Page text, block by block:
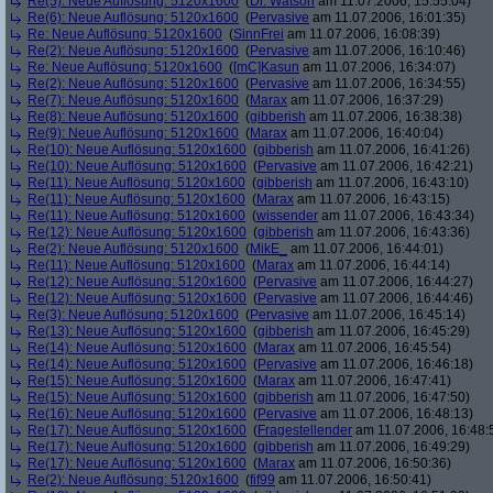
Re(6): Neue Auflösung: 5120x1600 (Pervasive am 11.07.2006, 16:01:35)
Re: Neue Auflösung: 5120x1600 (SinnFrei am 11.07.2006, 16:08:39)
Re(2): Neue Auflösung: 5120x1600 (Pervasive am 11.07.2006, 16:10:46)
Re: Neue Auflösung: 5120x1600 ([mC]Kasun am 11.07.2006, 16:34:07)
Re(2): Neue Auflösung: 5120x1600 (Pervasive am 11.07.2006, 16:34:55)
Re(7): Neue Auflösung: 5120x1600 (Marax am 11.07.2006, 16:37:29)
Re(8): Neue Auflösung: 5120x1600 (gibberish am 11.07.2006, 16:38:38)
Re(9): Neue Auflösung: 5120x1600 (Marax am 11.07.2006, 16:40:04)
Re(10): Neue Auflösung: 5120x1600 (gibberish am 11.07.2006, 16:41:26)
Re(10): Neue Auflösung: 5120x1600 (Pervasive am 11.07.2006, 16:42:21)
Re(11): Neue Auflösung: 5120x1600 (gibberish am 11.07.2006, 16:43:10)
Re(11): Neue Auflösung: 5120x1600 (Marax am 11.07.2006, 16:43:15)
Re(11): Neue Auflösung: 5120x1600 (wissender am 11.07.2006, 16:43:34)
Re(12): Neue Auflösung: 5120x1600 (gibberish am 11.07.2006, 16:43:36)
Re(2): Neue Auflösung: 5120x1600 (MikE_
am 11.07.2006, 16:44:01)
Re(11): Neue Auflösung: 5120x1600 (Marax am 11.07.2006, 16:44:14)
Re(12): Neue Auflösung: 5120x1600 (Pervasive am 11.07.2006, 16:44:27)
Re(12): Neue Auflösung: 5120x1600 (Pervasive am 11.07.2006, 16:44:46)
Re(3): Neue Auflösung: 5120x1600 (Pervasive am 11.07.2006, 16:45:14)
Re(13): Neue Auflösung: 5120x1600 (gibberish am 11.07.2006, 16:45:29)
Re(14): Neue Auflösung: 5120x1600 (Marax am 11.07.2006, 16:45:54)
Re(14): Neue Auflösung: 5120x1600 (Pervasive am 11.07.2006, 16:46:18)
Re(15): Neue Auflösung: 5120x1600 (Marax am 11.07.2006, 16:47:41)
Re(15): Neue Auflösung: 5120x1600 (gibberish am 11.07.2006, 16:47:50)
Re(16): Neue Auflösung: 5120x1600 (Pervasive am 11.07.2006, 16:48:13)
Re(17): Neue Auflösung: 5120x1600 (Fragestellender am 11.07.2006,
Re(17): Neue Auflösung: 5120x1600 (gibberish am 11.07.2006, 16:49:29)
Re(17): Neue Auflösung: 5120x1600 (Marax am 11.07.2006, 16:50:36)
Re(2): Neue Auflösung: 5120x1600 (fif99 am 11.07.2006, 16:50:41)